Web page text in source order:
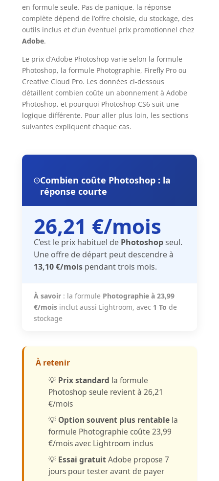
en formule seule. Pas de panique, la réponse
complète dépend de l’offre choisie, du stockage, des
outils inclus et d’un éventuel prix promotionnel chez
Adobe.
Le prix d’Adobe Photoshop varie selon la formule
Photoshop, la formule Photographie, Firefly Pro ou
Creative Cloud Pro. Les données ci-dessous
détaillent combien coûte un abonnement à Adobe
Photoshop, et pourquoi Photoshop CS6 suit une
logique différente. Pour aller plus loin, les sections
suivantes expliquent chaque cas.
Combien coûte Photoshop : la
réponse courte
26,21 €/mois
C’est le prix habituel de Photoshopseul.
Une offre de départ peut descendre à
13,10 €/moispendant trois mois.
À savoir: la formule Photographie à 23,99
€/moisinclut aussi Lightroom, avec 1 To de
stockage
À retenir
💡 Prix standard la formule
Photoshop seule revient à 26,21
€/mois
💡 Option souvent plus rentablela
formule Photographie coûte 23,99
€/mois avec Lightroom inclus
💡 Essai gratuitAdobe propose 7
jours pour tester avant de payer